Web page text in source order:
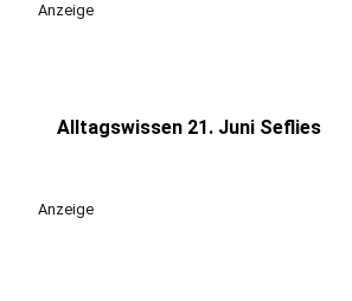
Anzeige
Alltagswissen 21. Juni Seflies
Anzeige